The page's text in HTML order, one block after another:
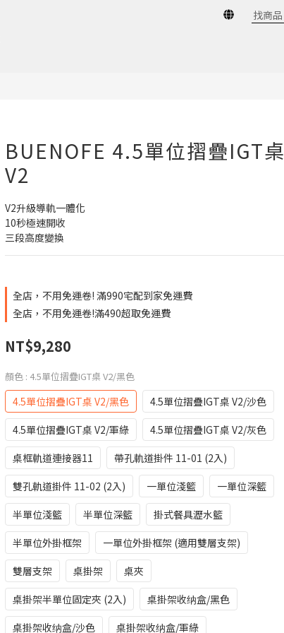
BUENOFE 4.5單位摺疊IGT桌
V2
V2升級導軌一體化
10秒極速開收
三段高度變換
全店，不用免運卷! 滿990宅配到家免運費
全店，不用免運卷!滿490超取免運費
NT$9,280
顏色 : 4.5單位摺疊IGT桌 V2/黑色
4.5單位摺疊IGT桌 V2/黑色
4.5單位摺疊IGT桌 V2/沙色
4.5單位摺疊IGT桌 V2/軍綠
4.5單位摺疊IGT桌 V2/灰色
桌框軌道連接器11
帶孔軌道掛件 11-01 (2入)
雙孔軌道掛件 11-02 (2入)
一單位淺籃
一單位深籃
半單位淺籃
半單位深籃
掛式餐具瀝水籃
半單位外掛框架
一單位外掛框架 (適用雙層支架)
雙層支架
桌掛架
桌夾
桌掛架半單位固定夾 (2入)
桌掛架收纳盒/黑色
桌掛架收纳盒/沙色
桌掛架收纳盒/軍綠